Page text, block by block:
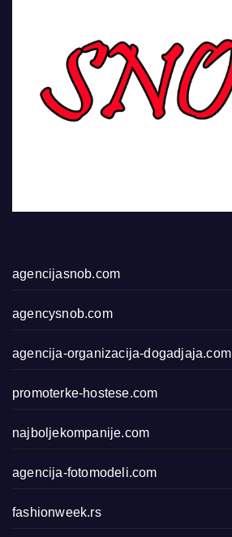
agencijasnob.com
agencysnob.com
agencija-organizacija-dogadjaja.com
promoterke-hostese.com
najboljekompanije.com
agencija-fotomodeli.com
fashionweek.rs